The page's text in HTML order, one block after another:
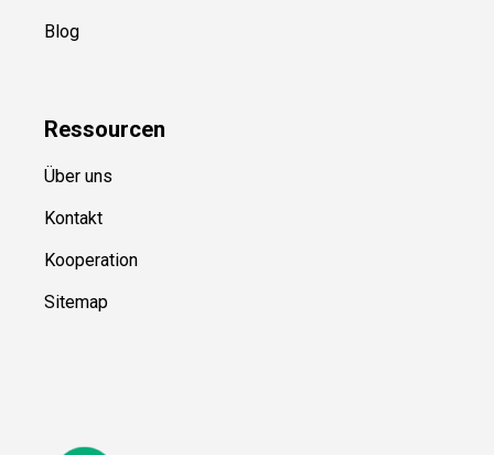
Blog
Ressourcen
Über uns
Kontakt
Kooperation
Sitemap